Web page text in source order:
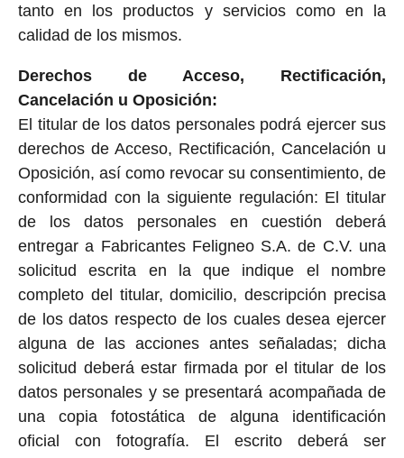
tanto en los productos y servicios como en la
calidad de los mismos.
Derechos de Acceso, Rectificación,
Cancelación u Oposición:
El titular de los datos personales podrá ejercer sus
derechos de Acceso, Rectificación, Cancelación u
Oposición, así como revocar su consentimiento, de
conformidad con la siguiente regulación: El titular
de los datos personales en cuestión deberá
entregar a Fabricantes Feligneo S.A. de C.V. una
solicitud escrita en la que indique el nombre
completo del titular, domicilio, descripción precisa
de los datos respecto de los cuales desea ejercer
alguna de las acciones antes señaladas; dicha
solicitud deberá estar firmada por el titular de los
datos personales y se presentará acompañada de
una copia fotostática de alguna identificación
oficial con fotografía. El escrito deberá ser